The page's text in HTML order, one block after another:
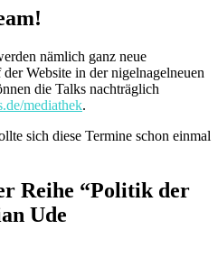
nämlich ganz neue
Website in der nigelnagelneuen
die Talks nachträglich
mediathek.
sich diese Termine schon einmal
Reihe “Politik der
Ude